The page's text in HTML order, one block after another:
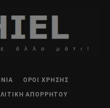
ΌΡΟΙ ΧΡΉΣΗΣ
ΑΠΟΡΡΉΤΟΥ